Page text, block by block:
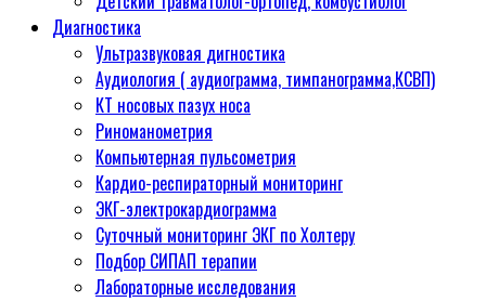
Диагностика
Ультразвуковая дигностика
Аудиология ( аудиограмма, тимпанограмма,КСВП)
КТ носовых пазух носа
Риноманометрия
Компьютерная пульсометрия
Кардио-респираторный мониторинг
ЭКГ-электрокардиограмма
Суточный мониторинг ЭКГ по Холтеру
Подбор СИПАП терапии
Лабораторные исследования